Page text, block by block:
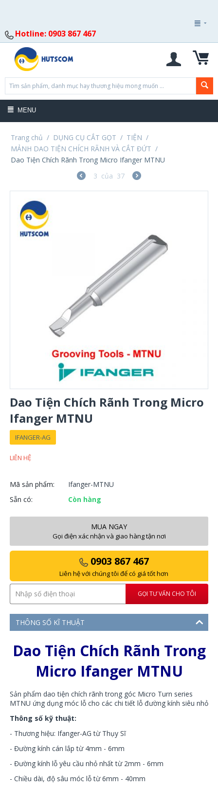
Hotline: 0903 867 467
MENU
Trang chủ / DỤNG CỤ CẮT GỌT / TIỆN /
MẢNH DAO TIỆN CHÍCH RÃNH VÀ CẮT ĐỨT /
Dao Tiện Chích Rãnh Trong Micro Ifanger MTNU
3 của 37
Dao Tiện Chích Rãnh Trong Micro
Ifanger MTNU
IFANGER-AG
LIÊN HỆ
Mã sản phẩm:
Ifanger-MTNU
Sẵn có:
Còn hàng
MUA NGAY
Gọi điện xác nhận và giao hàng tận nơi
0903 867 467
Liên hệ với chúng tôi để có giá tốt hơn
GỌI TƯ VẤN CHO TÔI
THÔNG SỐ KĨ THUẬT
Dao Tiện Chích Rãnh Trong
Micro Ifanger MTNU
Sản phẩm dao tiện chích rãnh trong góc Micro Turn series
MTNU ứng dụng móc lỗ cho các chi tiết lỗ đường kính siêu nhỏ
Thông số kỹ thuật:
- Thương hiệu: Ifanger-AG từ Thụy Sĩ
- Đường kính cán lắp từ 4mm - 6mm
- Đường kính lỗ yêu cầu nhỏ nhất từ 2mm - 6mm
- Chiều dài, độ sâu móc lỗ từ 6mm - 40mm